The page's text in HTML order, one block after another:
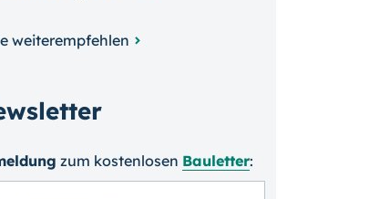
weiterempfehlen
zum kosten­losen Bauletter: